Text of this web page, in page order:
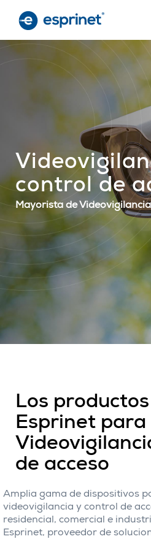
main
content
control de
Mayorista de
Los
Esprinet para
de acceso
Amplia gama de dispositivos
videovigilancia y control de
residencial, comercial e
Esprinet, proveedor de